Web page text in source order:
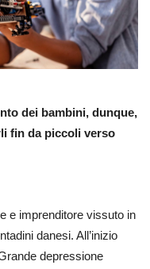
dei bambini, dunque,
fin da piccoli verso
e imprenditore vissuto in
danesi. All’inizio
depressione